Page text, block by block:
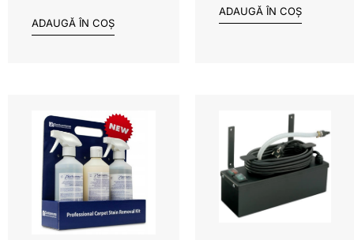
ADAUGĂ ÎN COȘ
ADAUGĂ ÎN COȘ